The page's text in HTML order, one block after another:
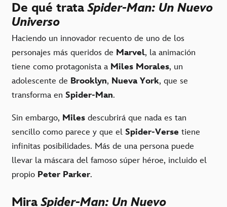
De qué trataSpider-Man: Un Nuevo
Universo
Haciendo un innovador recuento de uno de los
personajes más queridos de Marvel, la animación
tiene como protagonista a Miles Morales, un
adolescente de Brooklyn, Nueva York, que se
transforma en Spider-Man.
Sin embargo, Miles descubrirá que nada es tan
sencillo como parece y que el Spider-Verse tiene
infinitas posibilidades. Más de una persona puede
llevar la máscara del famoso súper héroe, incluido el
propio Peter Parker.
MiraSpider-Man: Un Nuevo